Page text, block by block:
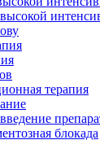
высокой
терапия
блокада